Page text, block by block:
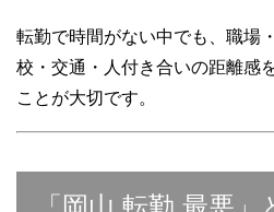
転勤で時間がない中でも、職場
校・交通・人付き合いの距離感
ことが大切です。